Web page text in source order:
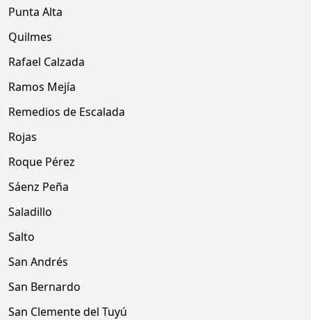
Punta Alta
Quilmes
Rafael Calzada
Ramos Mejía
Remedios de Escalada
Rojas
Roque Pérez
Sáenz Peña
Saladillo
Salto
San Andrés
San Bernardo
San Clemente del Tuyú